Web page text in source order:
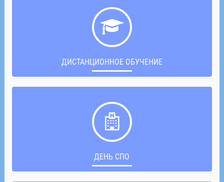
ДИСТАНЦИОННОЕ ОБУЧЕНИЕ
ДЕНЬ СПО